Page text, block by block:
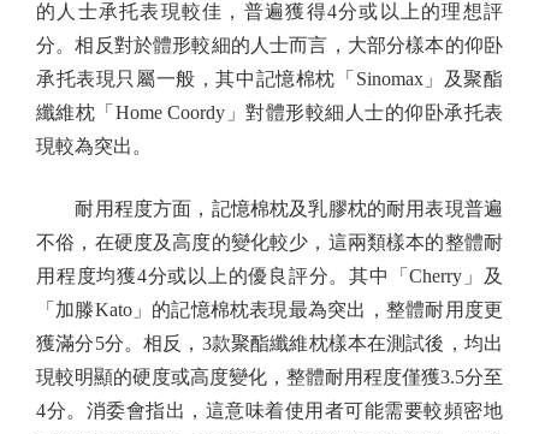
的人士承托表現較佳，普遍獲得4分或以上的理想評
分。相反對於體形較細的人士而言，大部分樣本的仰卧
承托表現只屬一般，其中記憶棉枕「Sinomax」及聚酯
纖維枕「Home Coordy」對體形較細人士的仰卧承托表
現較為突出。
耐用程度方面，記憶棉枕及乳膠枕的耐用表現普遍
不俗，在硬度及高度的變化較少，這兩類樣本的整體耐
用程度均獲4分或以上的優良評分。其中「Cherry」及
「加滕Kato」的記憶棉枕表現最為突出，整體耐用度更
獲滿分5分。相反，3款聚酯纖維枕樣本在測試後，均出
現較明顯的硬度或高度變化，整體耐用程度僅獲3.5分至
4分。消委會指出，這意味着使用者可能需要較頻密地